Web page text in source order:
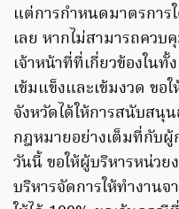
แต่การกำหนดมาตรการ
เลย หากไม่สามารถควบ
เจ้าหน้าที่ที่เกี่ยวข้องใน
เข้มแข็งและเข้มงวด ขอ
จังหวัดได้ให้การสนับสนุ
กฎหมายอย่างเต็มที่กับ
วันนี้ ขอให้ผู้บริหารหน่วย
บริหารจัดการให้ทำงาน